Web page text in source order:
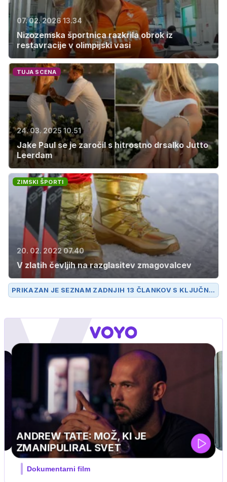
07. 02. 2026 13.34
Nizozemska športnica razkrila obrok iz
restavracije v olimpijski vasi
TUJA SCENA
24. 03. 2025 10.51
Jake Paul se je zaročil s hitrostno drsalko Jutto
Leerdam
ZIMSKI ŠPORTI
20. 02. 2022 07.40
V zlatih čevljih na razglasitev zmagovalcev
PRIKAZAN JE SEZNAM ZADNJIH 13 ČLANKOV S KLJUČNO
BESEDOJUTTA LEERDAM.
ANDREW TATE: MOŽ, KI JE
ZMANIPULIRAL SVET
Dokumentarni film